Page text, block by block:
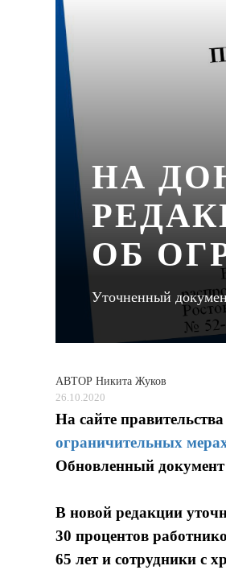
НА
ОБ
Уточненный
АВТОР Никита Жуков
26.10.2020
На сайте
ограничительных
Обновленный документ
В новой редакции
30 процентов
65 лет и сотрудники с